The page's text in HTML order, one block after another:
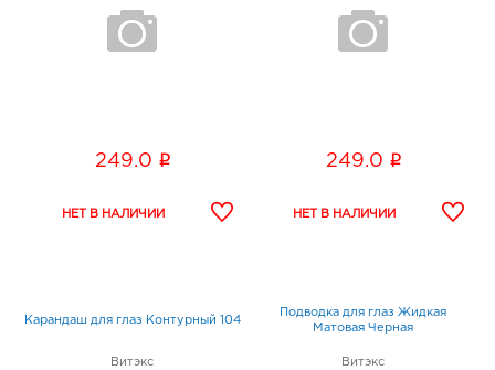
249.0 i 249.0 i
Карандаш для глаз Контурный 104
Витэкс
Подводка для глаз Жидкая
Матовая Черная
Витэкс